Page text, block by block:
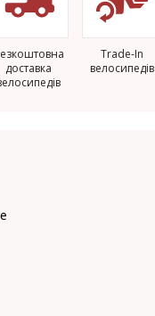
доставка
Trade-In
велосипедів